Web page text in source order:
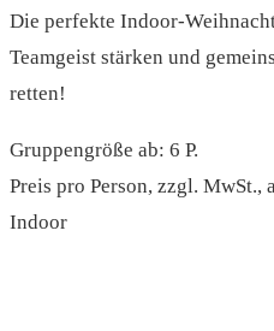
Die perfekte Indoor-
Teamgeist stärken und
retten!
Gruppengröße ab: 6 P.
Preis pro Person, zzgl. MwSt.,
Indoor